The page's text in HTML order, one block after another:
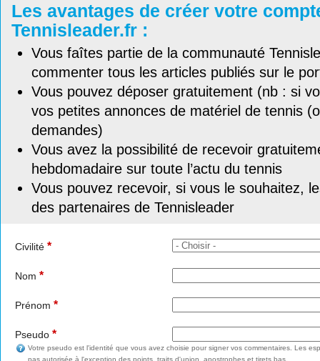
Les avantages de créer votre
Tennisleader.fr :
Vous faîtes partie de la communauté
commenter tous les articles publiés sur le
Vous pouvez déposer gratuitement (nb : si
vos petites annonces de matériel de tennis
demandes)
Vous avez la possibilité de recevoir
hebdomadaire sur toute l’actu du tennis
Vous pouvez recevoir, si vous le souhaitez,
des partenaires de Tennisleader
Civilité *
Nom *
Prénom *
Pseudo *
Votre pseudo est l'identité que vous avez choisie pour signer vos commentaires. Les
pas autorisée à l'exception des points, traits d'union, apostrophes et tirets bas.